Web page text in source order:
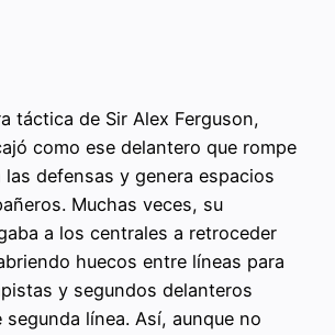
táctica de Sir Alex Ferguson,
como ese delantero que rompe
las defensas y genera espacios
Muchas veces, su
a los centrales a retroceder
huecos entre líneas para
y segundos delanteros
segunda línea. Así, aunque no